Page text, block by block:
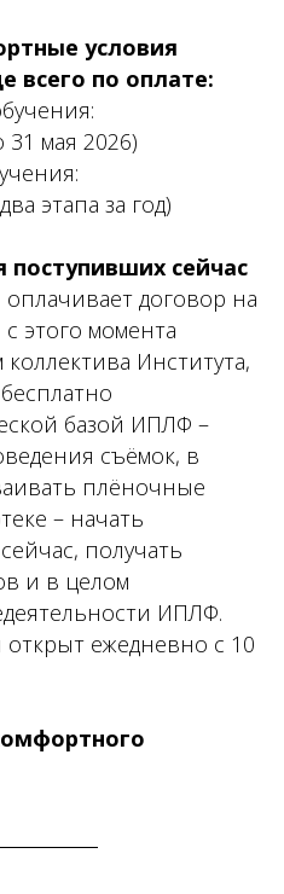
условия
всего по оплате:
31 мая 2026)
этапа за год)
сейчас
оплачивает договор на
этого момента
Института,
базой ИПЛФ –
съёмок, в
плёночные
– начать
получать
и в целом
ИПЛФ.
ежедневно с 10